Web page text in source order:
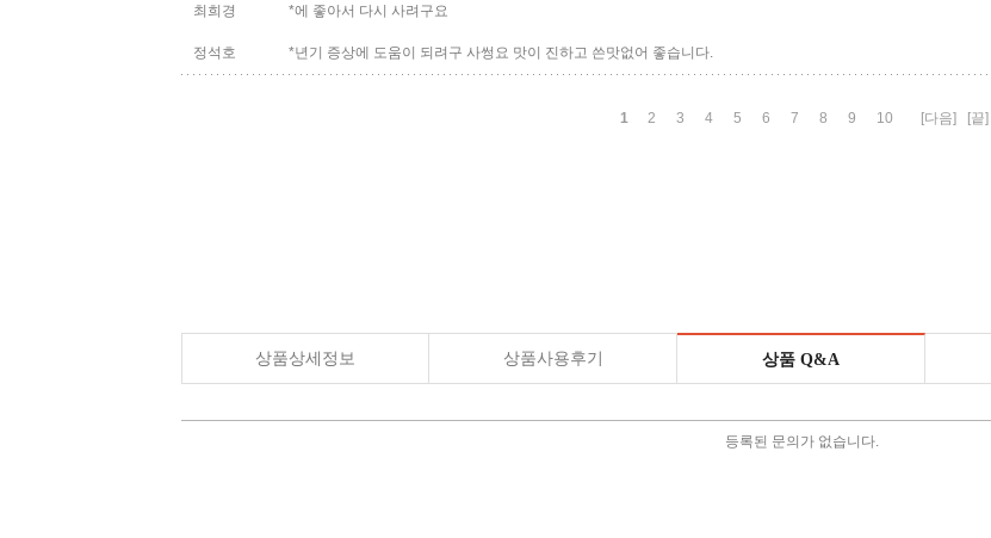
최희경 *에 좋아서 다시 사려구요
정석호 *년기 증상에 도움이 되려구 사썽요 맛이 진하고 쓴맛없어 좋습니다.
1 2 3 4 5 6 7 8 9 10 [다음] [끝]
상품상세정보 상품사용후기 상품 Q&A
등록된 문의가 없습니다.